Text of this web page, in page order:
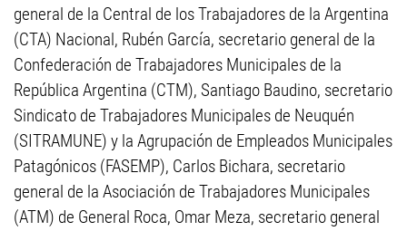
general de la Central de los Trabajadores de la Argentina
(CTA) Nacional, Rubén García, secretario general de la
Confederación de Trabajadores Municipales de la
República Argentina (CTM), Santiago Baudino, secretario
Sindicato de Trabajadores Municipales de Neuquén
(SITRAMUNE) y la Agrupación de Empleados Municipales
Patagónicos (FASEMP), Carlos Bichara, secretario
general de la Asociación de Trabajadores Municipales
(ATM) de General Roca, Omar Meza, secretario general